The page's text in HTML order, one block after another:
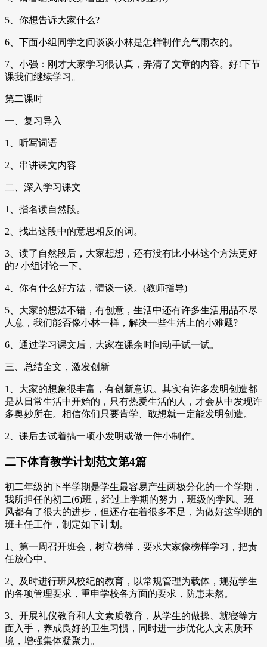
5、你想告诉大家什么?
6、下面小组同学之间谈谈小林是怎样制作充气雨衣的。
7、小强：刚才大家学习很认真，弄清了文章的内容。好!下节
课我们继续学习。
第二课时
一、复习导入
1、听写词语
2、串讲课文内容
二、深入学习课文
1、指名读自然段。
2、找出这段中的意思相反的词。
3、读了自然段后，大家想想，还有没有比小林这个方法更好
的? 小组讨论一下。
4、你有什么好方法，请谈一谈。(教师指导)
5、大家的想法不错，有创意，生活中还有许多生活用品不尽
人意，我们能否像小林一样，解决一些生活上的小难题?
6、通过学习课文后，大家在课余时间动手试一试。
三、总结全文，激发创新
1、大家的想象很丰富，有创新意识。其实有许多发明创造都
是从日常生活中开始的，只有热爱生活的人，才会从中发现许
多奥妙所在。相信你们只要肯学、敢想就一定能发明创造。
2、课后去试着搞一项小发明或做一件小制作。
二下体育教学计划范文第4篇
初二年级的下半学期是学生最容易产生两极分化的一个学期，
我所担任的初二(6)班，经过上学期的努力，班级的学风、班
风都有了很大的进步，但还存在着很多不足，为做好这学期的
班主任工作，制定如下计划。
1、第一周召开班会，树立榜样，要求大家像榜样学习，把责
任放心中。
2、及时进行班风校纪的教育，以常规管理为载体，规范学生
的各项管理要求，重申学校各方面的要求，防患未然。
3、开展礼仪教育和人文素质教育，从学生的做操、就寝等方
面入手，养成良好的卫生习惯，同时进一步优化人文素质环
境，增强集体凝聚力。